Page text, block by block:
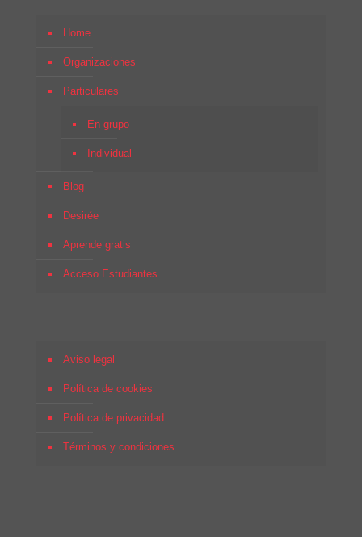
Home
Organizaciones
Particulares
En grupo
Individual
Blog
Desirée
Aprende gratis
Acceso Estudiantes
Aviso legal
Política de cookies
Política de privacidad
Términos y condiciones